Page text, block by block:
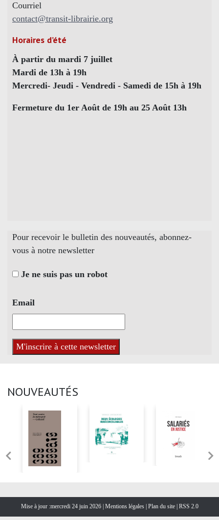
Courriel
contact@transit-librairie.org
Horaires d’été
À partir du mardi 7 juillet
Mardi de 13h à 19h
Mercredi- Jeudi - Vendredi - Samedi de 15h à 19h
Fermeture du 1er Août de 19h au 25 Août 13h
Pour recevoir le bulletin des nouveautés, abonnez-
vous à notre newsletter
Je ne suis pas un robot
Email
NOUVEAUTÉS
Mise à jour :mercredi 24 juin 2026 | Mentions légales | Plan du site |RSS 2.0